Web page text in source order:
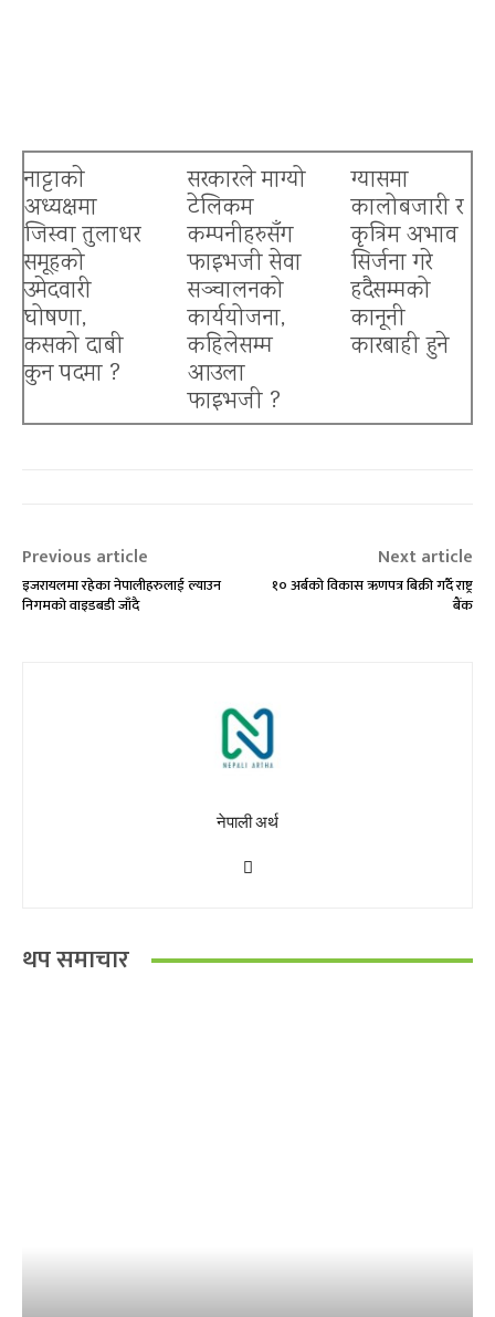
नाट्टाकाे
अध्यक्षमा
जिस्वा तुलाधर
समूहको
उमेदवारी
घोषणा,
कसको दाबी
कुन पदमा ?
सरकारले माग्यो
टेलिकम
कम्पनीहरुसँग
फाइभजी सेवा
सञ्चालनको
कार्ययोजना,
कहिलेसम्म
आउला
फाइभजी ?
ग्यासमा
कालोबजारी र
कृत्रिम अभाव
सिर्जना गरे
हदैसम्मको
कानूनी
कारबाही हुने
Previous article
इजरायलमा रहेका नेपालीहरुलाई ल्याउन
निगमको वाइडबडी जाँदै
Next article
१० अर्बको विकास ऋणपत्र बिक्री गर्दै राष्ट्र
बैंक
नेपाली अर्थ
थप समाचार